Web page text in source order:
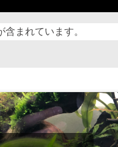
まれています。